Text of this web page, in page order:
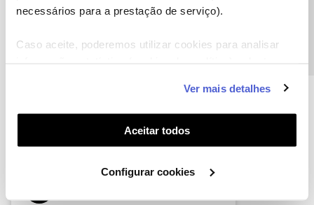
necessários para a prestação de serviço).
Caso aceite, poderemos utilizar cookies para analisar
funcionalidades (cookies de personalização e
funcionalidade) e adaptar anúncios aos seus interesses
(cookies de publicidade personalizada). Pode gerir a
utilização dos cookies clicando em "Configurar
Ver mais detalhes
Aceitar todos
Configurar cookies
Hall of Fame de junho